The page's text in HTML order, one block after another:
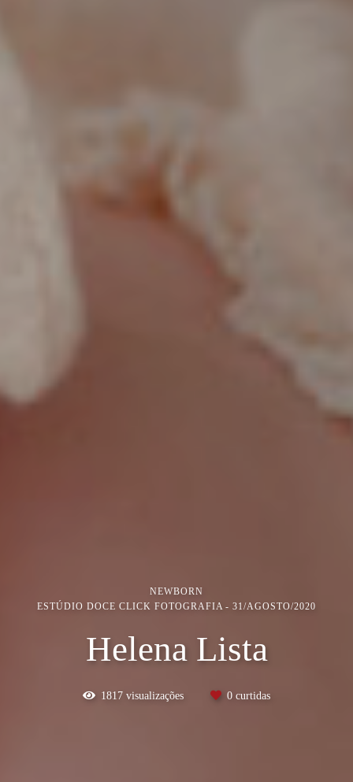
NEWBORN
ESTÚDIO DOCE CLICK FOTOGRAFIA
31/AGOSTO/2020
Helena Lista
1817 visualizações 0 curtidas